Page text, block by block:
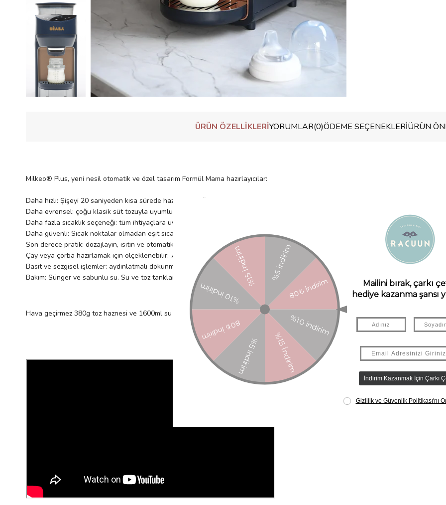
ÜRÜN ÖZELLIKLERIYORUMLAR(0)ÖDEME SEÇENEKLERIÜRÜN
Milkeo® Plus, yeni nesil otomatik ve özel tasarım Formül Mama hazırlayıcılar:
Daha hızlı: Şişeyi 20 saniyeden kısa sürede hazırlar*. Doğrudan kullanım için optimum ısıtma sistemi, cihazın önceden ısıtılmasına
Daha evrensel: çoğu klasik süt tozuyla uyumlu.
Daha fazla sıcaklık seçeneği: tüm ihtiyaçlara uyum sağlamak için (ortam sıcaklığı 22°C, vücut sıcaklığı 37°C veya sıcak: 70°C'ye kadar)
Daha güvenli: Sıcak noktalar olmadan eşit sıcaklık ve süt tozu ile suyun otomatik dozajlanması
Son derece pratik: dozajlayın, ısıtın ve otomatik olarak şişeye dağıtın
Çay veya çorba hazırlamak için ölçeklenebilir: 70°C'ye kadar sıcak su fonksiyonu
Basit ve sezgisel işlemler: aydınlatmalı dokunmatik ekran
Bakım: Sünger ve sabunlu su. Su ve toz tanklarının ve karıştırma bölmesinin düzenli temizliği. Daha kolay bakım için “Ön temizleme”
Hava geçirmez 380g toz haznesi ve 1600ml su haznesiyle Milkeo® Plus, süt tozunu ve suyu otomatik olarak dozajlar, ısıtır ve şişeye